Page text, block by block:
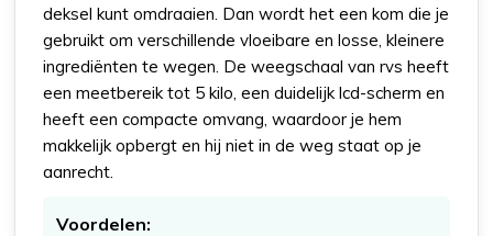
deksel kunt omdraaien. Dan wordt het een kom die je
gebruikt om verschillende vloeibare en losse, kleinere
ingrediënten te wegen. De weegschaal van rvs heeft
een meetbereik tot 5 kilo, een duidelijk lcd-scherm en
heeft een compacte omvang, waardoor je hem
makkelijk opbergt en hij niet in de weg staat op je
aanrecht.
Voordelen: